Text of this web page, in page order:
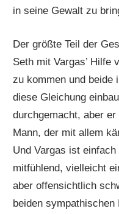
in seine Gewalt zu
Der größte Teil der
Seth mit Vargas’ Hilfe
zu kommen und beide
diese Gleichung
durchgemacht, aber
Mann, der mit allem
Und Vargas ist
mitfühlend, vielleicht
aber offensichtlich
beiden